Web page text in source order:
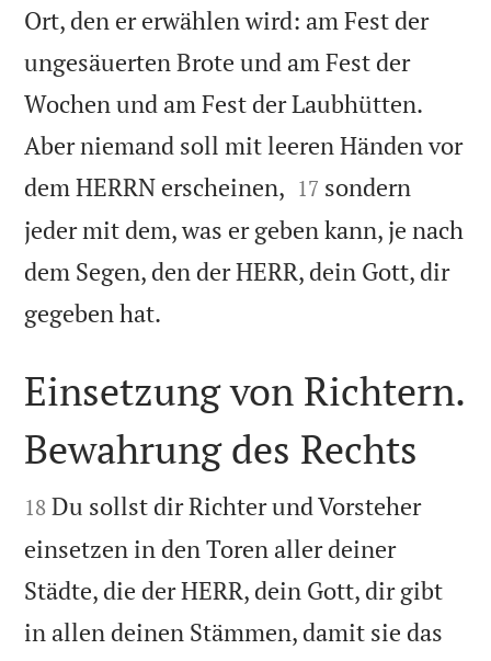
Ort, den er erwählen wird: am Fest der
ungesäuerten Brote und am Fest der
Wochen und am Fest der Laubhütten.
Aber niemand soll mit leeren Händen vor
dem HERRN erscheinen, 

17 sondern
jeder mit dem, was er geben kann, je nach
dem Segen, den der HERR, dein Gott, dir
gegeben hat.

Einsetzung von Richtern.
Bewahrung des Rechts

18 Du sollst dir Richter und Vorsteher
einsetzen in den Toren aller deiner
Städte, die der HERR, dein Gott, dir gibt
in allen deinen Stämmen, damit sie das